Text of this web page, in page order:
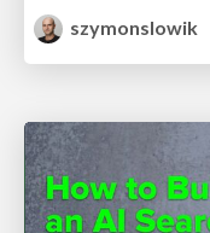
szymonslowik